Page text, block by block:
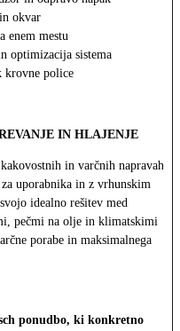
okvar
enem mestu
optimizacija sistema
krovne police
IN HLAJENJE
in varčnih napravah
uporabnika in z vrhunskim
idealno rešitev med
pečmi na olje in klimatskimi
porabe in maksimalnega
ponudbo, ki konkretno